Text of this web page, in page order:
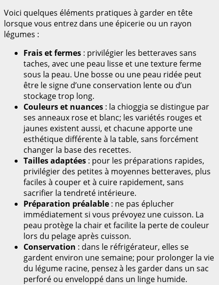
Voici quelques éléments pratiques à garder en tête
lorsque vous entrez dans une épicerie ou un rayon
légumes :
Frais et fermes : privilégier les betteraves sans
taches, avec une peau lisse et une texture ferme
sous la peau. Une bosse ou une peau ridée peut
être le signe d’une conservation lente ou d’un
stockage trop long.
Couleurs et nuances : la chioggia se distingue par
ses anneaux rose et blanc; les variétés rouges et
jaunes existent aussi, et chacune apporte une
esthétique différente à la table, sans forcément
changer la base des recettes.
Tailles adaptées : pour les préparations rapides,
privilégier des petites à moyennes betteraves, plus
faciles à couper et à cuire rapidement, sans
sacrifier la tendreté intérieure.
Préparation préalable : ne pas éplucher
immédiatement si vous prévoyez une cuisson. La
peau protège la chair et facilite la perte de couleur
lors du pelage après cuisson.
Conservation : dans le réfrigérateur, elles se
gardent environ une semaine; pour prolonger la vie
du légume racine, pensez à les garder dans un sac
perforé ou enveloppé dans un linge humide.